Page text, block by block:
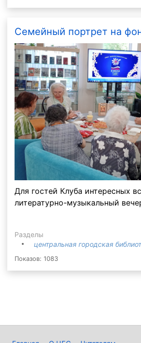
Семейный портрет на
Для гостей Клуба интересных
литературно-музыкальный
Разделы
центральная городская
Показов: 1083